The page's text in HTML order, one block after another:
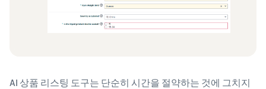
AI 상품 리스팅 도구는 단순히 시간을 절약하는 것에 그치지